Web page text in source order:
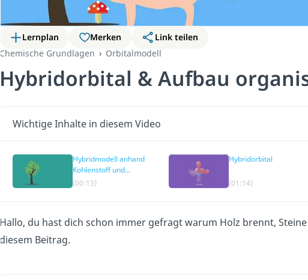
Lernplan Merken
Link teilen
Chemische Grundlagen
Orbitalmodell
Hybridorbital & Aufbau
Wichtige Inhalte in diesem Video
Hybridmodell anhand
Kohlenstoff und
Wasserstoff
(00:13)
Hybridorbital
(01:14)
Hallo, du hast dich schon immer gefragt warum Holz brennt,
diesem Beitrag.